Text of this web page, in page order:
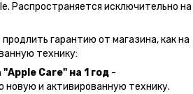
Распространяется исключительно на
гарантию от магазина, как на
технику:
Care" на 1 год -
новую и активированную технику.